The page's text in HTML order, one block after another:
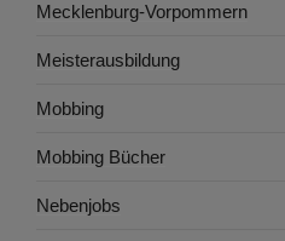
Mecklenburg-Vorpommern
Meisterausbildung
Mobbing
Mobbing Bücher
Nebenjobs